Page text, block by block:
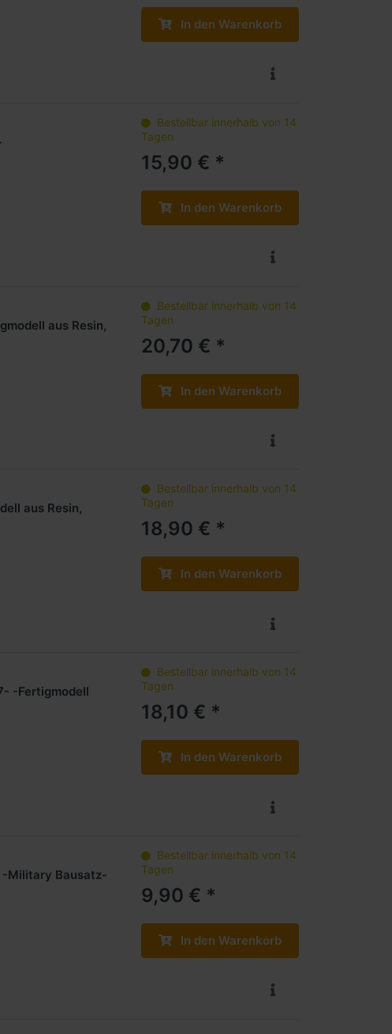
In den Warenkorb
Bestellbar innerhalb von 14
Tagen
15,90 € *
In den Warenkorb
aus Resin,
Bestellbar innerhalb von 14
Tagen
20,70 € *
In den Warenkorb
aus Resin,
Bestellbar innerhalb von 14
Tagen
18,90 € *
In den Warenkorb
-Fertigmodell
Bestellbar innerhalb von 14
Tagen
18,10 € *
In den Warenkorb
Military Bausatz-
Bestellbar innerhalb von 14
Tagen
9,90 € *
In den Warenkorb